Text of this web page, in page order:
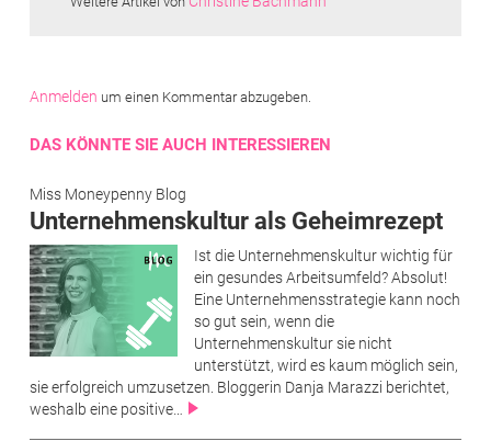
Anmelden um einen Kommentar abzugeben.
DAS KÖNNTE SIE AUCH INTERESSIEREN
Miss Moneypenny Blog
Unternehmenskultur als Geheimrezept
Ist die Unternehmenskultur wichtig für
ein gesundes Arbeitsumfeld? Absolut!
Eine Unternehmensstrategie kann noch
so gut sein, wenn die
Unternehmenskultur sie nicht
unterstützt, wird es kaum möglich sein,
sie erfolgreich umzusetzen. Bloggerin Danja Marazzi berichtet,
weshalb eine positive…